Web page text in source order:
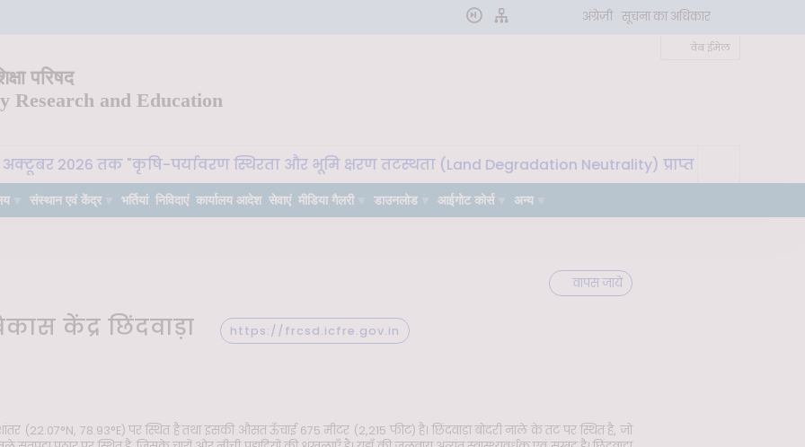
अंग्रेज़ी सूचना का अधिकार
परिषद
Research and Education
वेब ईमेल
2026 तक "कृषि-पर्यावरण स्थिरता और भूमि क्षरण तटस्थता (Land Degradation Neutrality) प्राप्त करने के लिए मृदा
संस्थान एवं केंद्र भर्तियां निविदाएं कार्यालय आदेश सेवाएं मीडिया गैलरी डाउनलोड आईगोट कोर्स अन्य
वापस जायें
केंद्र छिंदवाड़ा https://frcsd.icfre.gov.in
(22.07°N, 78.93°E) पर स्थित है तथा इसकी औसत ऊँचाई 675 मीटर (2,215 फीट) है। छिंदवाड़ा बोदरी नाले के तट पर स्थित है, जो